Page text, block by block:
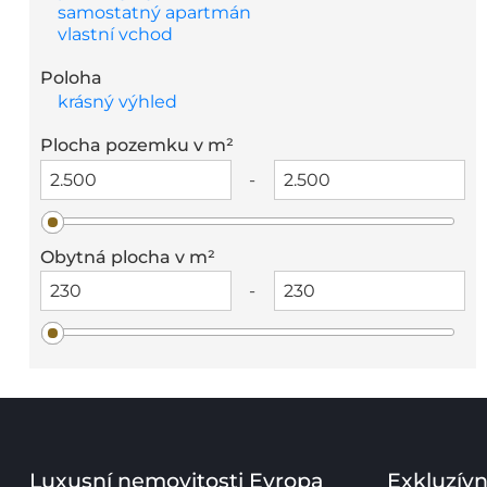
samostatný apartmán
vlastní vchod
Poloha
krásný výhled
Plocha pozemku v m²
-
Obytná plocha v m²
-
Luxusní nemovitosti Evropa